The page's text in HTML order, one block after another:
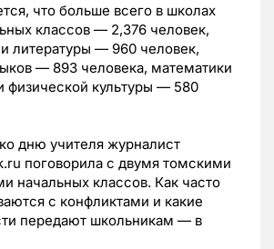
что больше всего в школах
классов — 2,376 человек,
литературы — 960 человек,
— 893 человека, математики
физической культуры — 580
дню учителя журналист
поговорила с двумя томскими
начальных классов. Как часто
с конфликтами и какие
передают школьникам — в